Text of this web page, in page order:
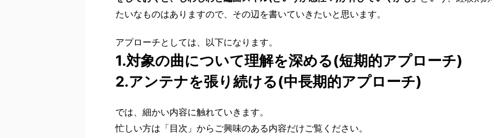
たいなものはありますので、その辺を書いていきたいと思います。
アプローチとしては、以下になります。
1.対象の曲について理解を深める(短期的アプローチ)
2.アンテナを張り続ける(中長期的アプローチ)
では、細かい内容に触れていきます。
忙しい方は「目次」からご興味のある内容だけご覧ください。